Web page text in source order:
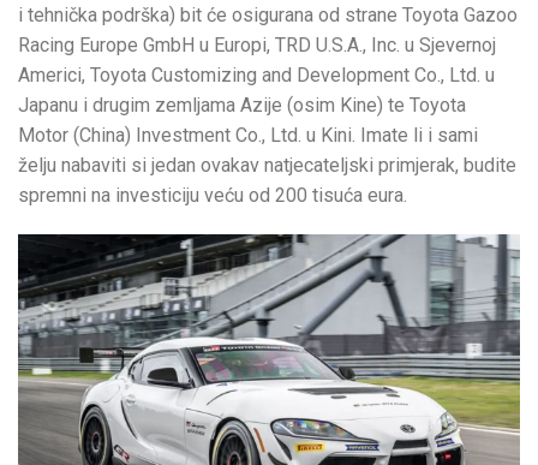
i tehnička podrška) bit će osigurana od strane Toyota Gazoo
Racing Europe GmbH u Europi, TRD U.S.A., Inc. u Sjevernoj
Americi, Toyota Customizing and Development Co., Ltd. u
Japanu i drugim zemljama Azije (osim Kine) te Toyota
Motor (China) Investment Co., Ltd. u Kini. Imate li i sami
želju nabaviti si jedan ovakav natjecateljski primjerak, budite
spremni na investiciju veću od 200 tisuća eura.